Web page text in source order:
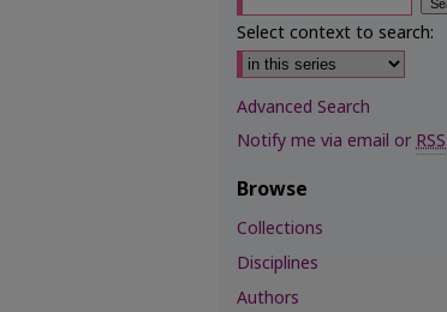
Select context to search:
Advanced Search
Notify me via email orRSS
Browse
Collections
Disciplines
Authors